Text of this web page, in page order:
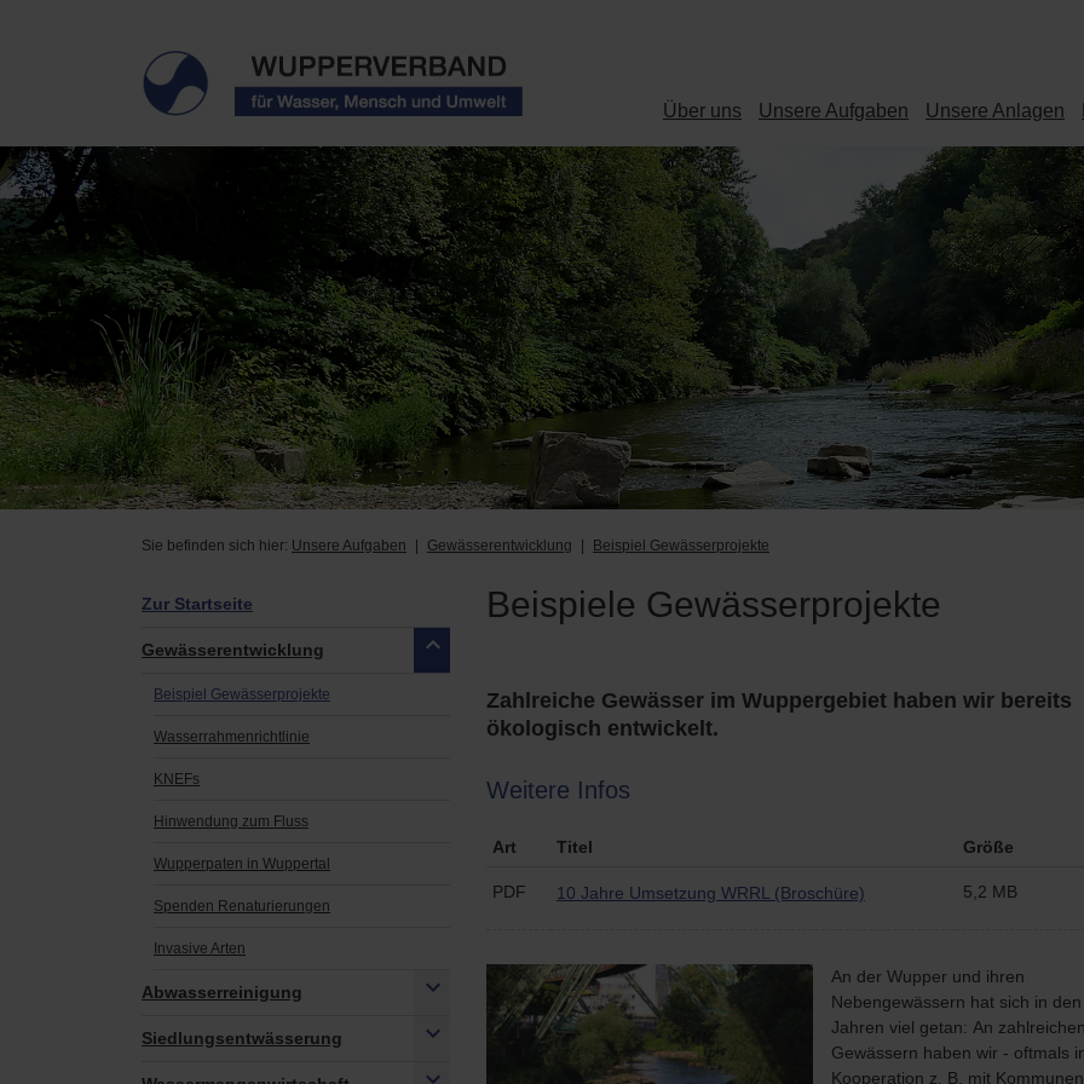
Über uns Unsere Aufgaben Unsere Anlagen
Sie befinden sich hier: Unsere Aufgaben Gewässerentwicklung Beispiel Gewässerprojekte
Zur Startseite
Gewässerentwicklung
Beispiel Gewässerprojekte
Wasserrahmenrichtlinie
KNEFs
Hinwendung zum Fluss
Wupperpaten in Wuppertal
Spenden Renaturierungen
Invasive Arten
Abwasserreinigung
Siedlungsentwässerung
Beispiele Gewässerprojekte
Zahlreiche Gewässer im Wuppergebiet haben wir bereits
ökologisch entwickelt.
Weitere Infos
Art Titel Größe
PDF 10 Jahre Umsetzung WRRL (Broschüre) 5,2 MB
An der Wupper und ihren
Nebengewässern hat sich in den
Jahren viel getan: An zahlreichen
Gewässern haben wir - oftmals
Kooperation z. B. mit Kommunen,